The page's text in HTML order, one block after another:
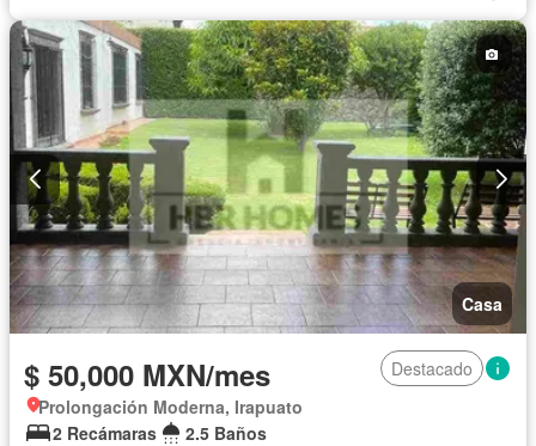
Casa
$ 50,000 MXN/mes
Destacado
Prolongación Moderna, Irapuato
2 Recámaras
2.5 Baños